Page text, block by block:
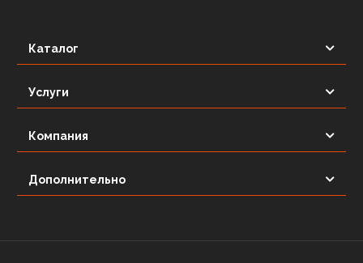
Каталог
Услуги
Компания
Дополнительно